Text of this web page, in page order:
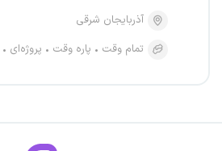
آذربایجان شرقی
تمام وقت
پاره وقت پروژه‌ای